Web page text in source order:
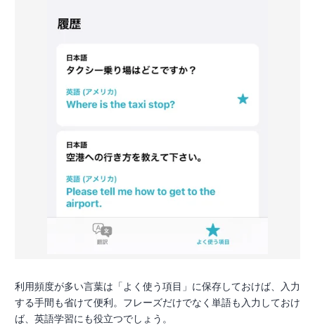
利用頻度が多い言葉は「よく使う項目」に保存しておけば、入力
する手間も省けて便利。フレーズだけでなく単語も入力しておけ
ば、英語学習にも役立つでしょう。